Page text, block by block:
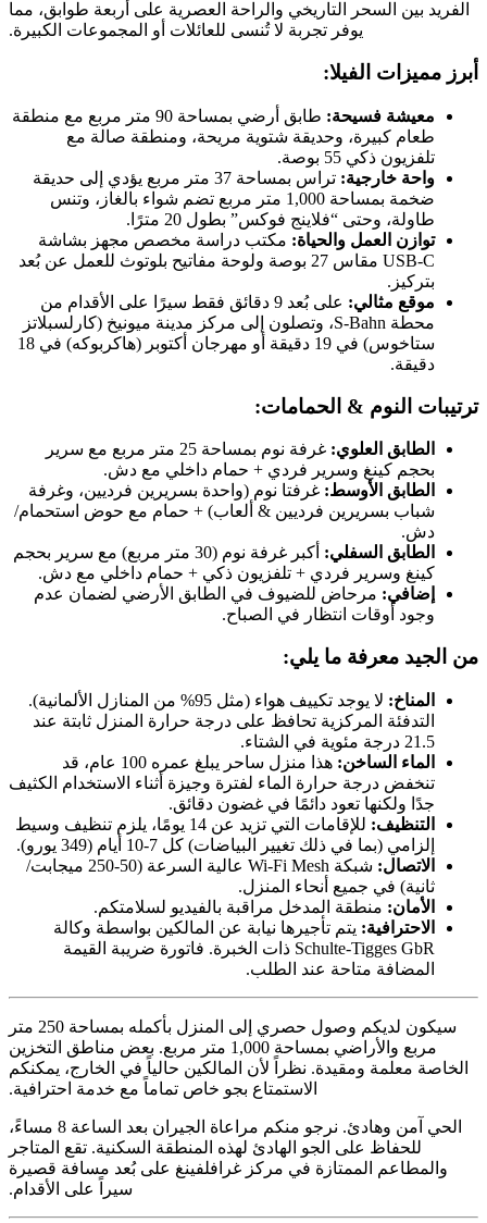
الفريد بين السحر التاريخي والراحة العصرية على أربعة طوابق، مما
يوفر تجربة لا تُنسى للعائلات أو المجموعات الكبيرة.
أبرز مميزات الفيلا:
معيشة فسيحة:
طابق أرضي بمساحة 90 متر مربع مع منطقة
طعام كبيرة، وحديقة شتوية مريحة، ومنطقة صالة مع
تلفزيون ذكي 55 بوصة.
واحة خارجية:
تراس بمساحة 37 متر مربع يؤدي إلى حديقة
ضخمة بمساحة 1,000 متر مربع تضم شواء بالغاز، وتنس
طاولة، وحتى “فلاينج فوكس” بطول 20 مترًا.
توازن العمل والحياة: مكتب دراسة مخصص مجهز بشاشة
USB-C مقاس 27 بوصة ولوحة مفاتيح بلوتوث للعمل عن بُعد
بتركيز.
موقع مثالي:
على بُعد 9 دقائق فقط سيرًا على الأقدام من
محطة S-Bahn، وتصلون إلى مركز مدينة ميونيخ (كارلسبلاتز
ستاخوس) في 19 دقيقة أو مهرجان أكتوبر (هاكربوكه) في 18
دقيقة.
ترتيبات النوم & الحمامات:
الطابق العلوي:
غرفة نوم بمساحة 25 متر مربع مع سرير
بحجم كينغ وسرير فردي + حمام داخلي مع دش.
الطابق الأوسط: غرفتا نوم (واحدة بسريرين فرديين، وغرفة
شباب بسريرين فرديين & ألعاب) + حمام مع حوض استحمام/
دش.
الطابق السفلي:
أكبر غرفة نوم (30 متر مربع) مع سرير بحجم
كينغ وسرير فردي + تلفزيون ذكي + حمام داخلي مع دش.
إضافي: مرحاض للضيوف في الطابق الأرضي لضمان عدم
وجود أوقات انتظار في الصباح.
من الجيد معرفة ما يلي:
المناخ:
لا يوجد تكييف هواء (مثل 95% من المنازل الألمانية).
التدفئة المركزية تحافظ على درجة حرارة المنزل ثابتة عند
21.5 درجة مئوية في الشتاء.
الماء الساخن:
هذا منزل ساحر يبلغ عمره 100 عام، قد
تنخفض درجة حرارة الماء لفترة وجيزة أثناء الاستخدام الكثيف
جدًا ولكنها تعود دائمًا في غضون دقائق.
التنظيف:
للإقامات التي تزيد عن 14 يومًا، يلزم تنظيف وسيط
إلزامي (بما في ذلك تغيير البياضات) كل 7-10 أيام (349 يورو).
الاتصال:
شبكة Wi-Fi Mesh عالية السرعة (50-250 ميجابت/
ثانية) في جميع أنحاء المنزل.
الأمان: منطقة المدخل مراقبة بالفيديو لسلامتكم.
الاحترافية: يتم تأجيرها نيابة عن المالكين بواسطة وكالة
Schulte-Tigges GbR ذات الخبرة. فاتورة ضريبة القيمة
المضافة متاحة عند الطلب.
سيكون لديكم وصول حصري إلى المنزل بأكمله بمساحة 250 متر
مربع والأراضي بمساحة 1,000 متر مربع. بعض مناطق التخزين
الخاصة معلمة ومقيدة. نظراً لأن المالكين حالياً في الخارج، يمكنكم
الاستمتاع بجو خاص تماماً مع خدمة احترافية.
الحي آمن وهادئ. نرجو منكم مراعاة الجيران بعد الساعة 8 مساءً،
للحفاظ على الجو الهادئ لهذه المنطقة السكنية. تقع المتاجر
والمطاعم الممتازة في مركز غرافلفينغ على بُعد مسافة قصيرة
سيراً على الأقدام.